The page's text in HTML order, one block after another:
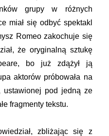
grupy w różnych
miał się odbyć spektakl
Romeo zakochuje się
że oryginalną sztukę
bo już zdążył ją
aktorów próbowała na
ustawionej pod jedną ze
fragmenty tekstu.
zbliżając się z